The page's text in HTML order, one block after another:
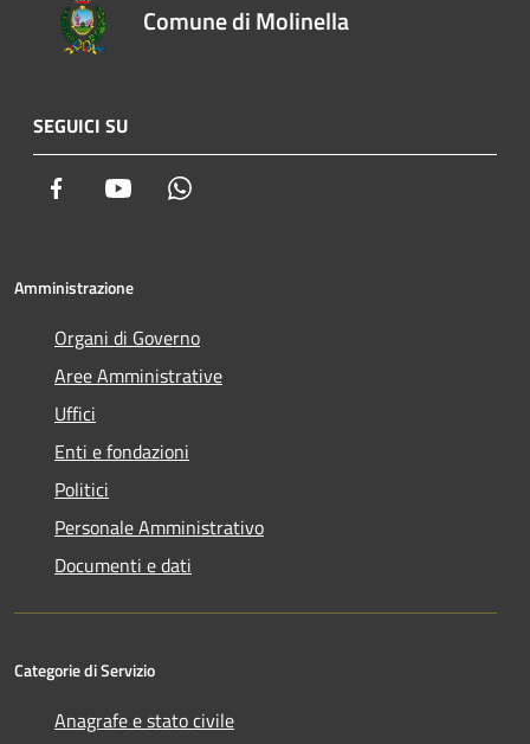
Comune di Molinella
SEGUICI SU
Facebook Youtube
Amministrazione
Organi di Governo
Aree Amministrative
Uffici
Enti e fondazioni
Politici
Personale Amministrativo
Documenti e dati
Categorie di Servizio
Anagrafe e stato civile